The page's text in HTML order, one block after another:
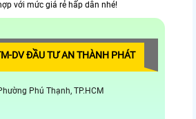
với mức giá rẻ hấp dẫn nhé!
DV ĐẦU TƯ AN THÀNH PHÁT
Phú Thạnh, TP.HCM